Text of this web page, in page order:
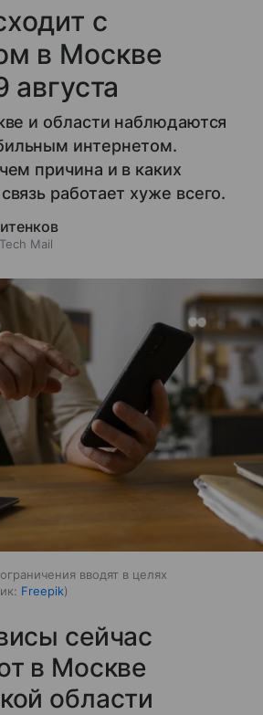
с
в Москве
августа
и области наблюдаются
интернетом.
причина и в каких
работает хуже всего.
Mail
вводят в целях
Freepik
сейчас
в Москве
области